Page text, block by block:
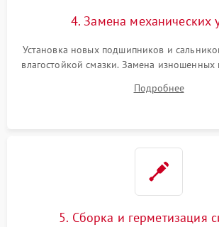
4. Замена механических
Установка новых подшипников и
влагостойкой смазки. Замена изношенных
или поврежденной резиновой
Подробнее
5. Сборка и герметизация